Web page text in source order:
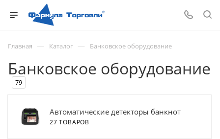
Главная — Каталог — Банковское оборудование
Банковское оборудование
79
Автоматические детекторы банкнот
27 ТОВАРОВ